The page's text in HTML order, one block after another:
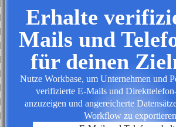
Erhalte
Mails und
für deinen
Nutze Workbase, um Unternehmen und
verifizierte E-Mails und
anzuzeigen und angereicherte
Workflow zu